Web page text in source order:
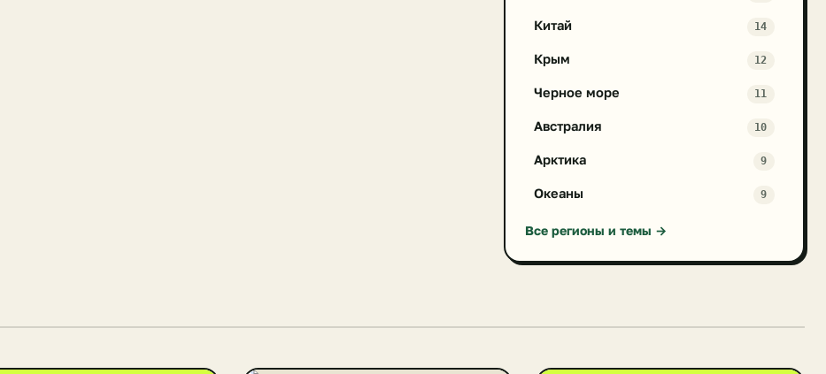
Китай 14
Крым 12
Черное море 11
Австралия 10
Арктика 9
Океаны 9
Все регионы и темы →